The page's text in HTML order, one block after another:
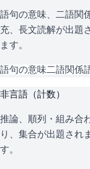
語句の意味、二語関
充、長文読解が出題
ます。
語句の意味二語関係
非言語（計数）
推論、順列・組み合
り、集合が出題され
す。